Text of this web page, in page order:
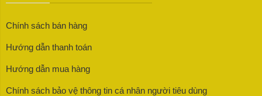
Chính sách bán hàng
Hướng dẫn thanh toán
Hướng dẫn mua hàng
Chính sách bảo vệ thông tin cá nhân người tiêu dùng